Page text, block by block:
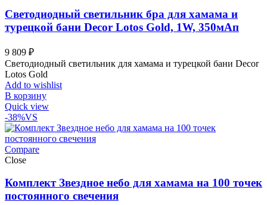
Светодиодный светильник бра для хамама и
турецкой бани Decor Lotos Gold, 1W, 350мАп
9 809 ₽
Светодиодный светильник для хамама и турецкой бани Decor
Lotos Gold
Add to wishlist
В корзину
Quick view
-38%VS
Compare
Close
Комплект Звездное небо для хамама на 100 точек
постоянного свечения